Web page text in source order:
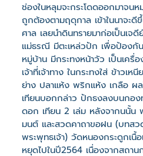
ช่องในหลุมจะกระโดดออกมาจน
ถูกต้องตามฤดุกาล เข้าในนาจะ
ศาล เลยนำดินทรายมาก่อเป็นเจ
แม่ธรณี มีตะเหล่วปัก เพื่อป้องกัน
หมู่บ้าน มีกระทงหน้าวัว เป็นเครื่
เจ้าที่เจ้าทาง ในกระทงใส่ ข้าวเ
ย่าง ปลาแห้ง พริกแห้ง เกลือ ผ
เทียนบอกกล่าว ปักธงลงบนกอ
ดอก เทียน 2 เล่ม หลังจากนนั้น
มนต์ และสวดคาถาขอฝน (บทส
พระพุทธเจ้า) วัดหนองกระดูกเนื้
หยุดไปในปี2564 เนื่องจากสถา